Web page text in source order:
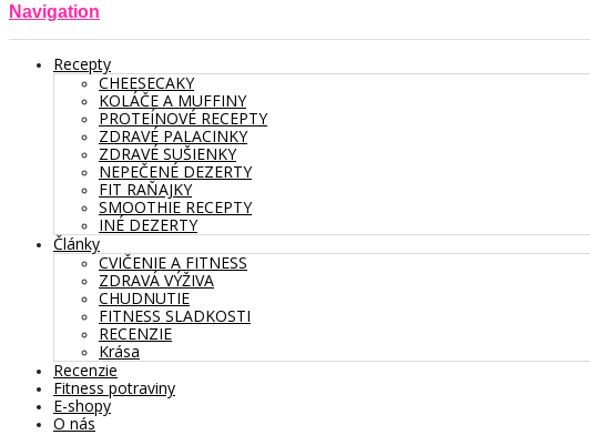
Navigation
Recepty
CHEESECAKY
KOLÁČE A MUFFINY
PROTEÍNOVÉ RECEPTY
ZDRAVÉ PALACINKY
ZDRAVÉ SUŠIENKY
NEPEČENÉ DEZERTY
FIT RAŇAJKY
SMOOTHIE RECEPTY
INÉ DEZERTY
Články
CVIČENIE A FITNESS
ZDRAVÁ VÝŽIVA
CHUDNUTIE
FITNESS SLADKOSTI
RECENZIE
Krása
Recenzie
Fitness potraviny
E-shopy
O nás